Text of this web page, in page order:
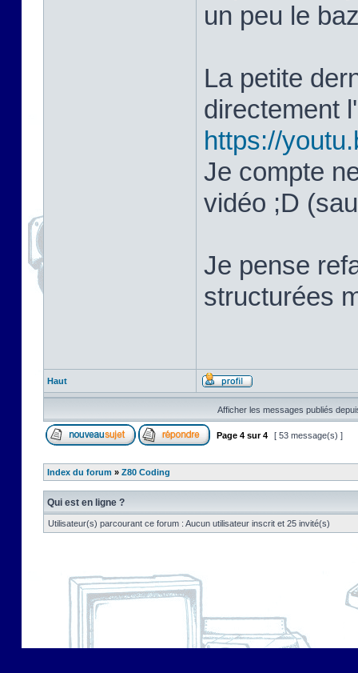
un peu le
La petite
directement
https://
Je compte
vidéo ;D
Je pense
structurées
Haut
Afficher les messages publiés
Page 4 sur4 [ 53 message(s) ]
Index du forum » Z80 Coding
Qui est en ligne ?
Utilisateur(s) parcourant ce forum : Aucun utilisateur inscrit et 25 invité(s)